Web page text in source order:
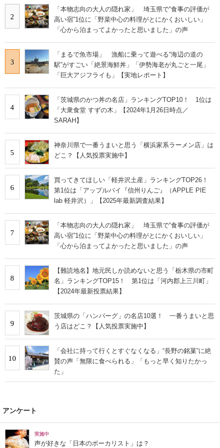
2
「本物志向の大人の隠れ家」 埼玉県で“食事の評価が
高い宿”1位に「野菜中心の料理がとにかくおいしい」
「心から泊まってよかったと思いました」の声
3
「まるで魚市場」 漁船に乗って遊べる“海辺の道の
駅”がすごい「絶景海鮮丼」「伊勢海老が丸ごと一尾」
「巨大アジフライも」【実地レポート】
4
「茨城県のかつ丼の名店」ランキングTOP10！ 1位は
「大衆食堂 すずの木」【2024年1月26日時点／
SARAH】
5
神奈川県で一番うまいと思う「横浜家系ラーメン店」は
どこ？【人気投票実施中】
6
買ってきてほしい「軽井沢土産」ランキングTOP26！
第1位は「アップルパイ『信州りんご』（APPLE PIE
lab 軽井沢）」【2025年最新調査結果】
7
「本物志向の大人の隠れ家」 埼玉県で“食事の評価が
高い宿”1位に「野菜中心の料理がとにかくおいしい」
「心から泊まってよかったと思いました」の声
8
【難読地名】地元民しか読めないと思う「栃木県の市町
名」ランキングTOP15！ 第1位は「河内郡上三川町」
【2024年最新投票結果】
9
茨城県の「ハンバーグ」の名店10選！ 一番うまいと思
う店はどこ？【人気投票実施中】
10
「会社に持って行くとすぐなくなる」“長野の銘菓”に絶
賛の声「無限に食べられる」「もっと早く知りたかっ
た」
アンケート
実施中
声が好きな「日本のボーカリスト」は？